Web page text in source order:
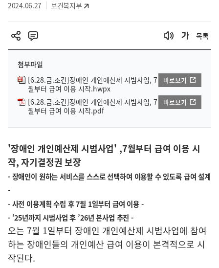
2024.06.27 보건복지부
목록
첨부파일
[6.28.금.조간]장애인 개인예산제 시범사업, 7
월부터 급여 이용 시작.hwpx
바로보기
[6.28.금.조간]장애인 개인예산제 시범사업, 7
월부터 급여 이용 시작.pdf
바로보기
'장애인 개인예산제 시범사업' ,7월부터 급여 이용 시
작, 자기결정권 보장
- 장애인이 원하는 서비스를 스스로 선택하여 이용할 수 있도록 급여 설계
-
- 사전 이용계획 수립 후 7월 1일부터 급여 이용 -
- ’25년까지 시범사업 후 ’26년 본사업 추진 -
오는 7월 1일부터 장애인 개인예산제 시범사업에 참여
하는 장애인들의 개인예산 급여 이용이 본격적으로 시
작된다.